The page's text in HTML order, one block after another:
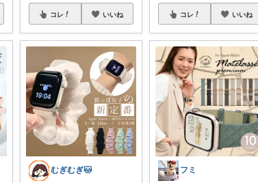
コレ いいね
むぎむぎ🐱
コレ いいね
フミ